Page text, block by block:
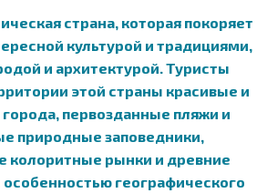
страна, которая покоряет
культурой и традициями,
и архитектурой. Туристы
этой страны красивые и
первозданные пляжи и
природные заповедники,
колоритные рынки и древние
особенностью географического